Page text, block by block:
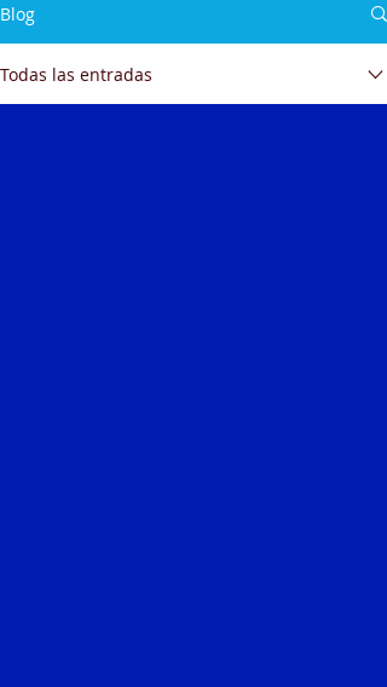
Blog
Todas las entradas